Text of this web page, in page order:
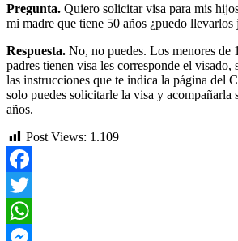
Pregunta. Quiero solicitar visa para mis
mi madre que tiene 50 años ¿puedo llevarlos
Respuesta. No, no puedes. Los menores de
padres tienen visa les corresponde el visado,
las instrucciones que te indica la página del
solo puedes solicitarle la visa y acompañarla
años.
Post Views: 1.109
Facebook
Twitter
WhatsApp